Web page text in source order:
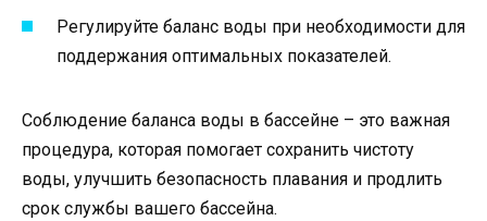
Регулируйте баланс воды при необходимости для
поддержания оптимальных показателей.
Соблюдение баланса воды в бассейне – это важная
процедура, которая помогает сохранить чистоту
воды, улучшить безопасность плавания и продлить
срок службы вашего бассейна.